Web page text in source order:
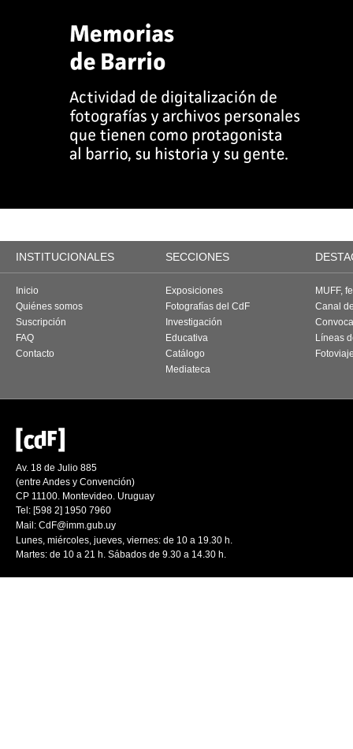
INSTITUCIONALES SECCIONES
Inicio
Quiénes somos
Suscripción
FAQ
Contacto
Exposiciones
Fotografías del CdF
Investigación
Educativa
Catálogo
Mediateca
MUFF,
Canal
Líneas
Av. 18 de Julio 885
(entre Andes y Convención)
CP 11100. Montevideo. Uruguay
Tel: [598 2] 1950 7960
Mail: CdF@imm.gub.uy
Lunes, miércoles, jueves, viernes: de 10 a 19.30 h.
Martes: de 10 a 21 h. Sábados de 9.30 a 14.30 h.